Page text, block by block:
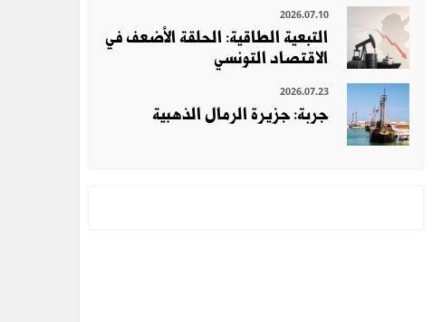
2026.07.10
التبعية الطاقية: الحلقة الأضعف في
الاقتصاد التونسي
2026.07.23
جربة: جزيرة الرمال الذهبية